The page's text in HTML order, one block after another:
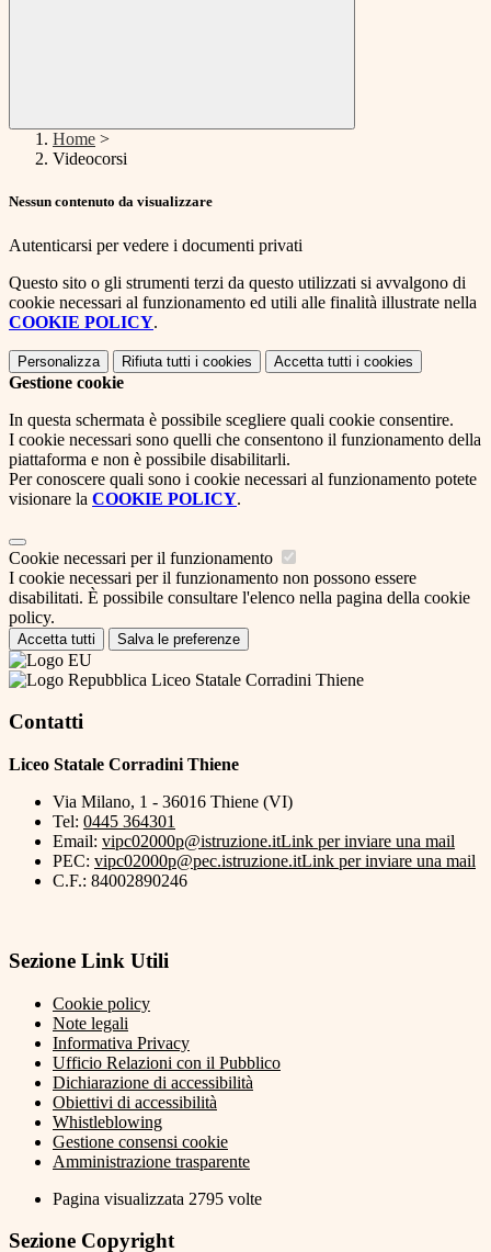
Home >
Videocorsi
Nessun contenuto da visualizzare
Autenticarsi per vedere i documenti privati
Questo sito o gli strumenti terzi da questo utilizzati si avvalgono di
cookie necessari al funzionamento ed utili alle finalità illustrate nella
COOKIE POLICY.
Personalizza Rifiuta tutti i cookies Accetta tutti i cookies
Gestione cookie
In questa schermata è possibile scegliere quali cookie consentire.
I cookie necessari sono quelli che consentono il funzionamento della
piattaforma e non è possibile disabilitarli.
Per conoscere quali sono i cookie necessari al funzionamento potete
visionare la COOKIE POLICY.
Cookie necessari per il funzionamento
I cookie necessari per il funzionamento non possono essere
disabilitati. È possibile consultare l'elenco nella pagina della cookie
policy.
Accetta tutti Salva le preferenze
Liceo Statale Corradini Thiene
Contatti
Liceo Statale Corradini Thiene
Via Milano, 1 - 36016 Thiene (VI)
Tel: 0445 364301
Email: vipc02000p@istruzione.itLink per inviare una mail
PEC: vipc02000p@pec.istruzione.itLink per inviare una mail
C.F.: 84002890246
Sezione Link Utili
Cookie policy
Note legali
Informativa Privacy
Ufficio Relazioni con il Pubblico
Dichiarazione di accessibilità
Obiettivi di accessibilità
Whistleblowing
Gestione consensi cookie
Amministrazione trasparente
Pagina visualizzata 2795 volte
Sezione Copyright